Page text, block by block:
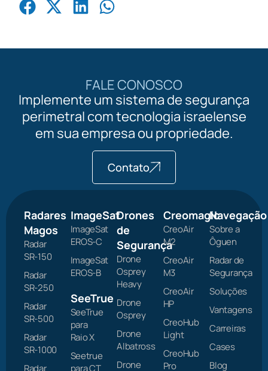
FALE CONOSCO
Implemente um sistema de segurança
perimetral com tecnologia israelense
em sua empresa ou propriedade.
Contato
Radares
Magos
Radar
SR-150
Radar
SR-250
Radar
SR-500
Radar
SR-1000
Radar
ImageSat
ImageSat
EROS-C
ImageSat
EROS-B
SeeTrue
SeeTrue
para
Raio X
Seetrue
para CT
Drones
de
Segurança
Drone
Osprey
Heavy
Drone
Osprey
Drone
Albatross
Drone
Creomagic
CreoAir
M2
CreoAir
M3
CreoAir
HP
CreoHub
Light
CreoHub
Pro
Navegação
Sobre a
Ôguen
Radar de
Segurança
Soluções
Vantagens
Carreiras
Cases
Blog